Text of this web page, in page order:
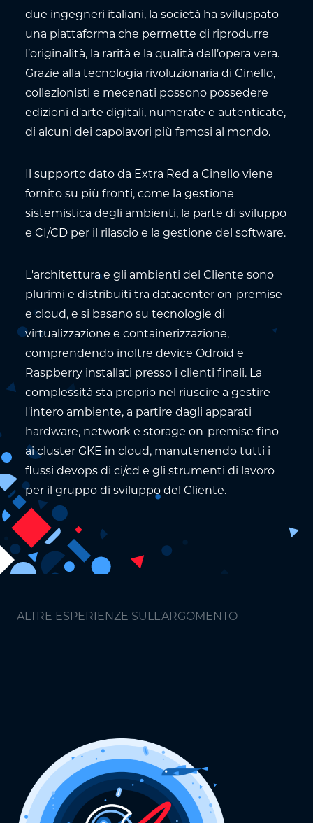
due ingegneri italiani, la società ha sviluppato
una piattaforma che permette di riprodurre
l’originalità, la rarità e la qualità dell’opera vera.
Grazie alla tecnologia rivoluzionaria di Cinello,
collezionisti e mecenati possono possedere
edizioni d'arte digitali, numerate e autenticate,
di alcuni dei capolavori più famosi al mondo.
Il supporto dato da Extra Red a Cinello viene
fornito su più fronti, come la gestione
sistemistica degli ambienti, la parte di sviluppo
e CI/CD per il rilascio e la gestione del software.
L'architettura e gli ambienti del Cliente sono
plurimi e distribuiti tra datacenter on-premise
e cloud, e si basano su tecnologie di
virtualizzazione e containerizzazione,
comprendendo inoltre device Odroid e
Raspberry installati presso i clienti finali. La
complessità sta proprio nel riuscire a gestire
l'intero ambiente, a partire dagli apparati
hardware, network e storage on-premise fino
ai cluster GKE in cloud, manutenendo tutti i
flussi devops di ci/cd e gli strumenti di lavoro
per il gruppo di sviluppo del Cliente.
ALTRE ESPERIENZE SULL'ARGOMENTO